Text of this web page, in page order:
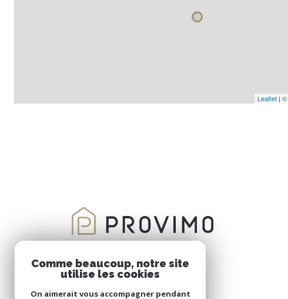
Leaflet | ©
Comme beaucoup, notre site
utilise les cookies
On aimerait vous accompagner pendant